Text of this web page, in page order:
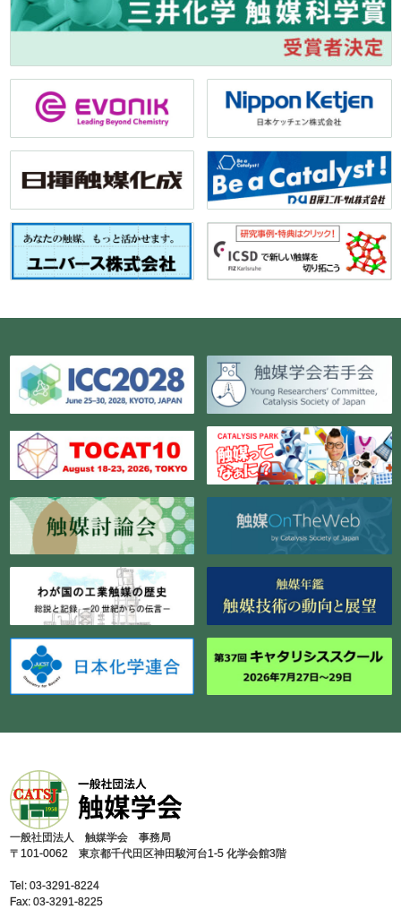
⼀般社団法⼈ 触媒学会 事務局
〒101-0062 東京都千代⽥区神⽥駿河台1-5 化学会館3階
Tel: 03-3291-8224
Fax: 03-3291-8225